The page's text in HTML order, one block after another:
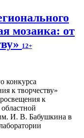
мозаика: от
12+
к
И. В. Бабушкина в